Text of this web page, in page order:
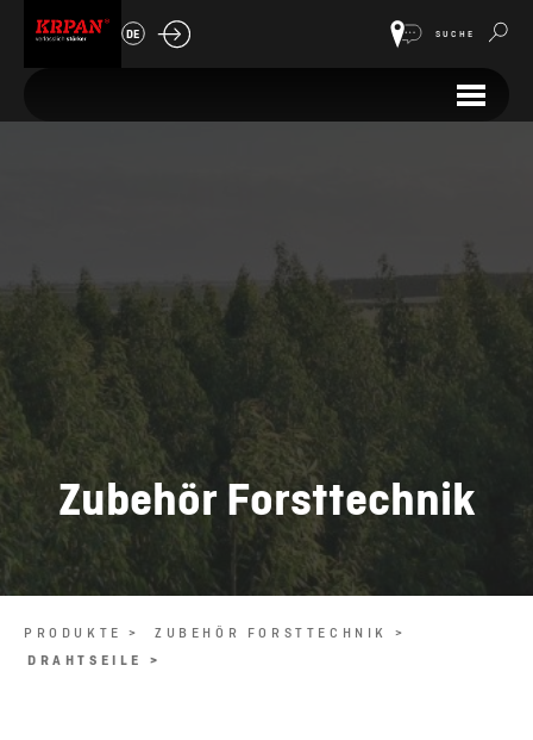
DE SUCHE
Zubehör Forsttechnik
PRODUKTE >
ZUBEHÖR FORSTTECHNIK >
DRAHTSEILE >